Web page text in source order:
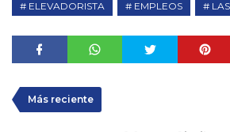
ELEVADORISTA EMPLEOS
Más reciente